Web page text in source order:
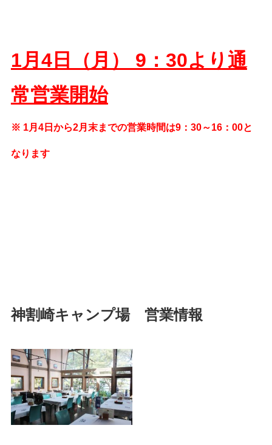
1月4日（月） 9：30より通
常営業開始
※ 1月4日から2月末までの営業時間は9：30～16：00と
なります
神割崎キャンプ場 営業情報